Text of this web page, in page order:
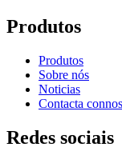
Produtos
Produtos
Sobre nós
Noticias
Contacta
Redes sociais